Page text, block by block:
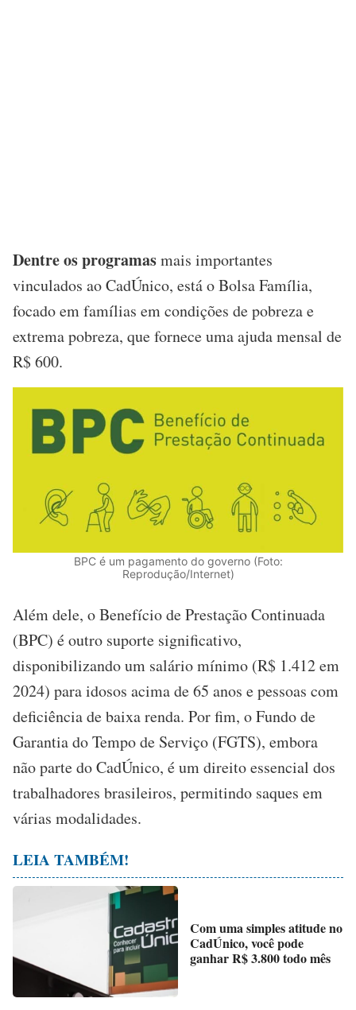
Dentre os programasmais importantes
vinculados ao CadÚnico, está o Bolsa Família,
focado em famílias em condições de pobreza e
extrema pobreza, que fornece uma ajuda mensal de
R$ 600.
BPC é um pagamento do governo (Foto:
Reprodução/Internet)
Além dele, o Benefício de Prestação Continuada
(BPC) é outro suporte significativo,
disponibilizando um salário mínimo (R$ 1.412 em
2024) para idosos acima de 65 anos e pessoas com
deficiência de baixa renda. Por fim, o Fundo de
Garantia do Tempo de Serviço (FGTS), embora
não parte do CadÚnico, é um direito essencial dos
trabalhadores brasileiros, permitindo saques em
várias modalidades.
LEIA TAMBÉM!
Com uma simples atitude no
CadÚnico, você pode
ganhar R$ 3.800 todo mês